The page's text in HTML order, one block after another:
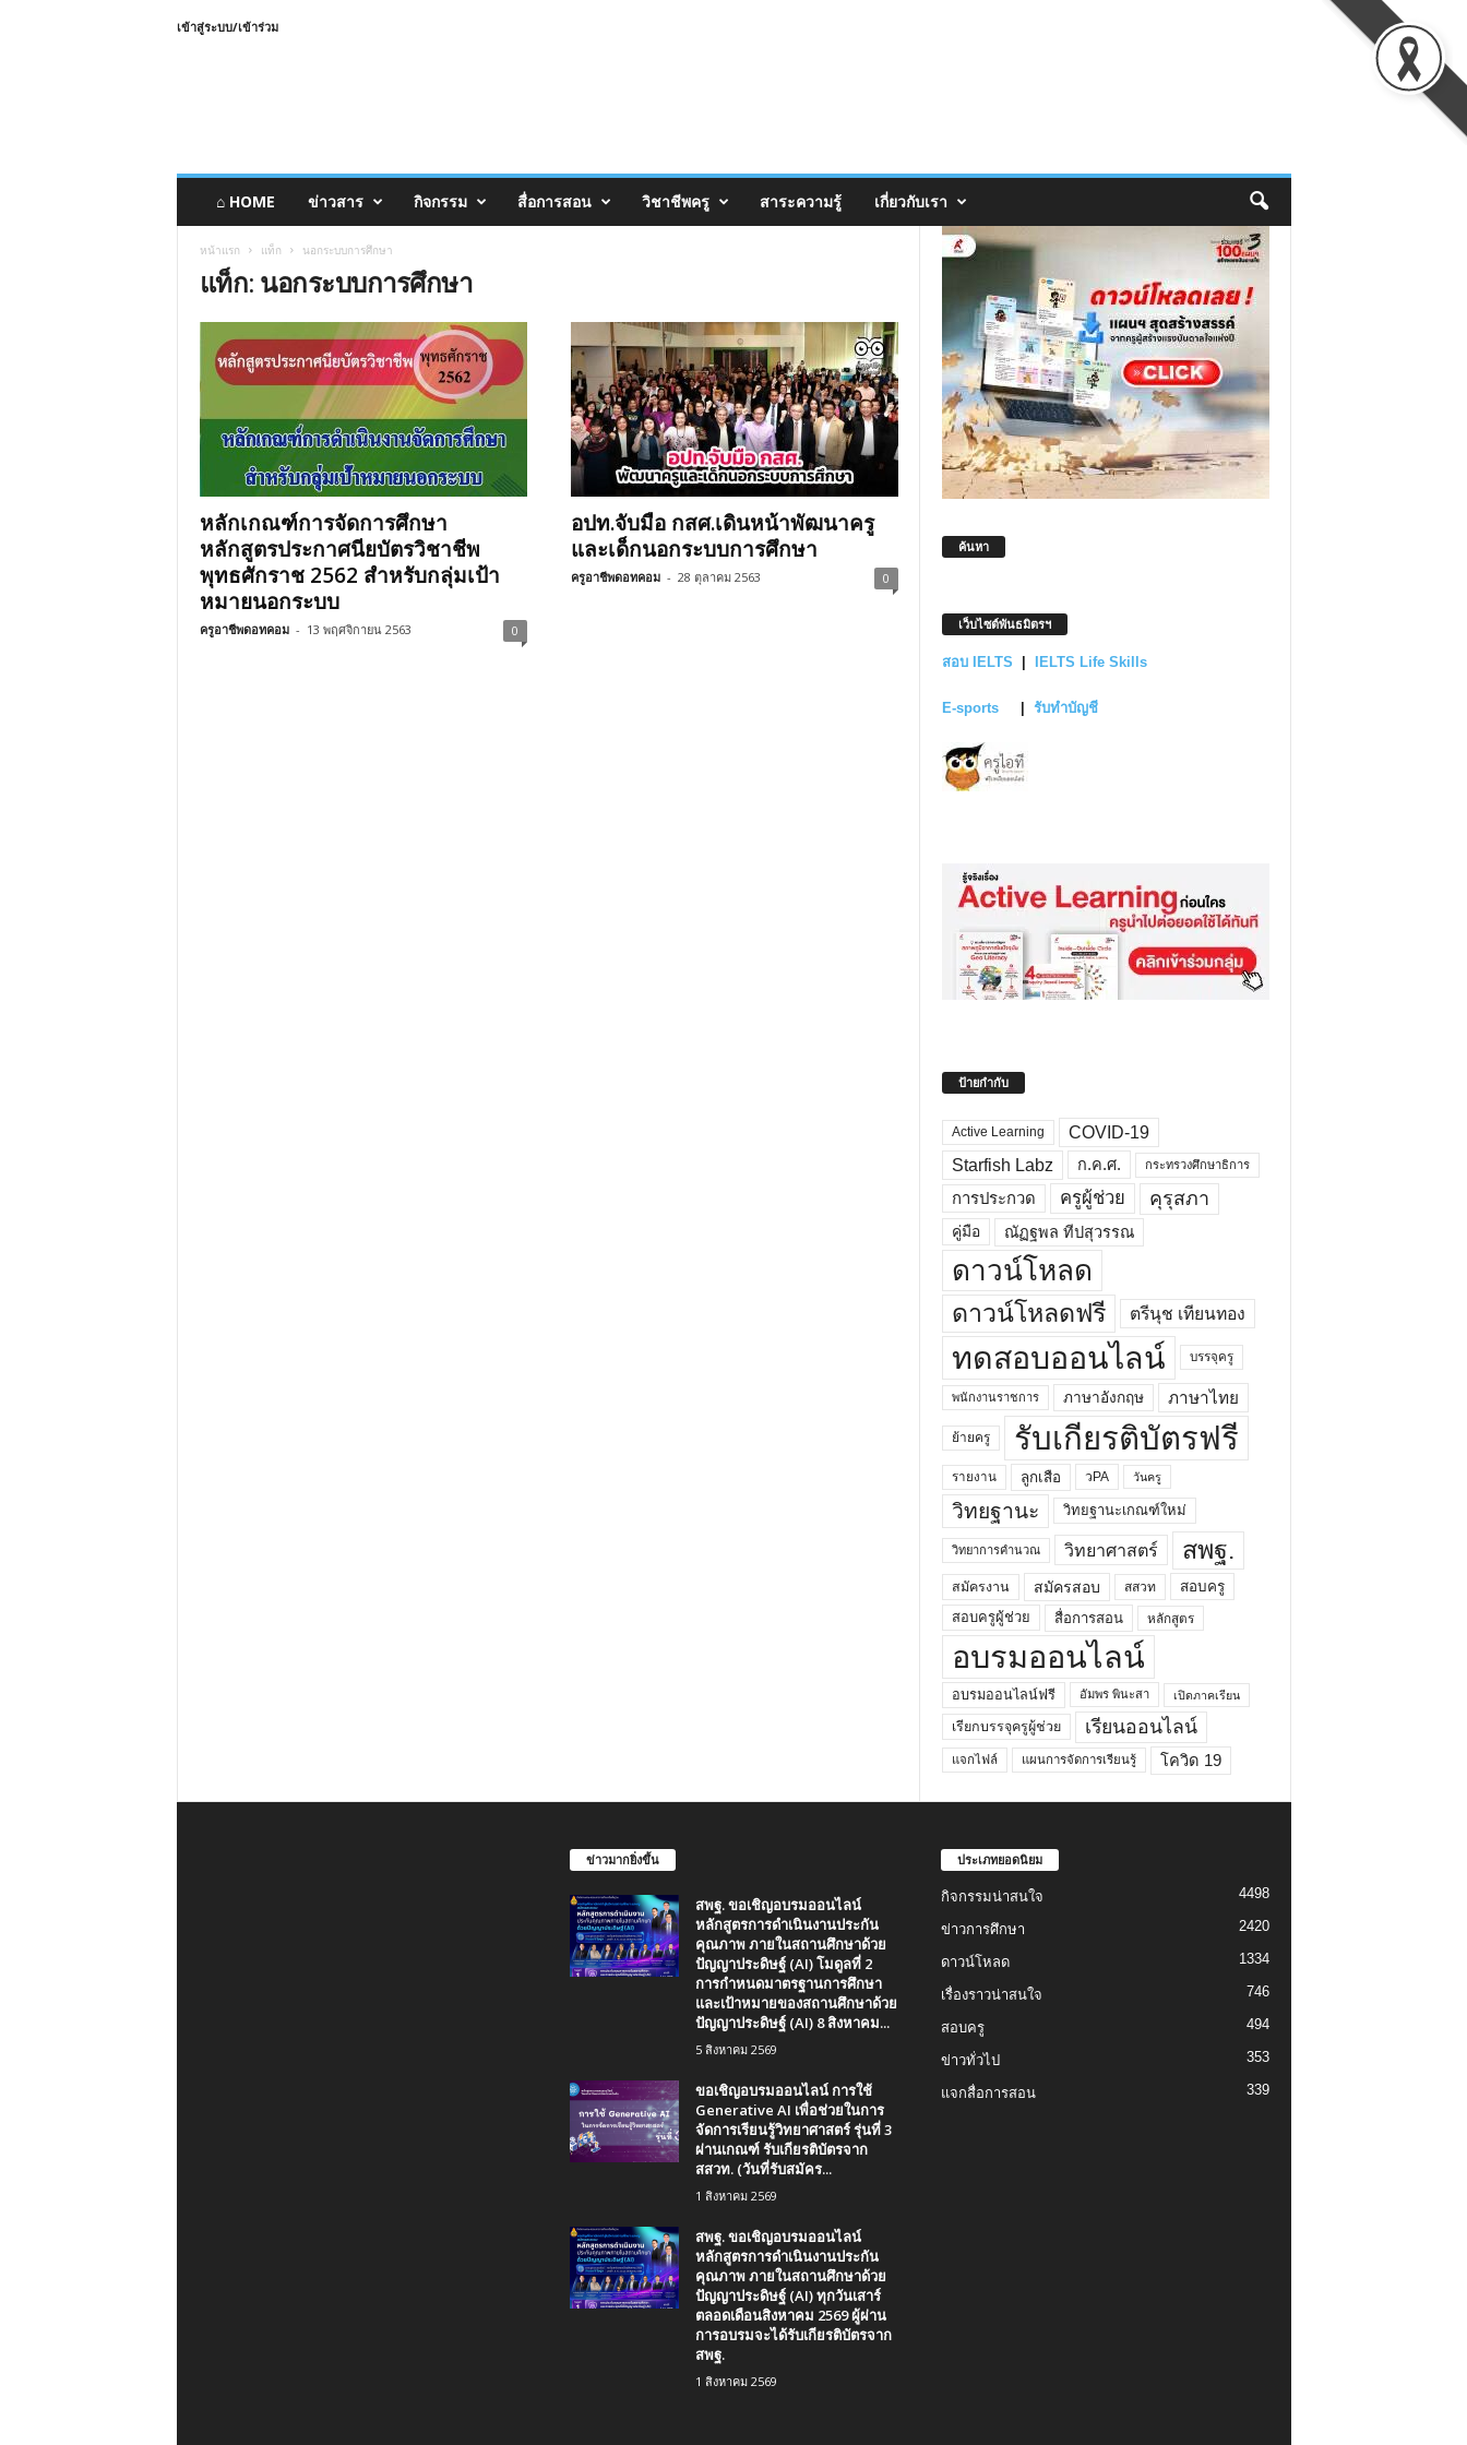
เข้าสู่ระบบ/เข้าร่วม
⌂ HOME ข่าวสาร กิจกรรม สื่อการสอน วิชาชีพครู สาระความรู้ เกี่ยวกับเรา
หน้าแรก แท็ก นอกระบบการศึกษา
แท็ก: นอกระบบการศึกษา
หลักเกณฑ์การจัดการศึกษา
หลักสูตรประกาศนียบัตรวิชาชีพ
พุทธศักราช 2562 สำหรับกลุ่มเป้า
หมายนอกระบบ
ครูอาชีพดอทคอม - 13 พฤศจิกายน 2563 0
อปท.จับมือ กสศ.เดินหน้าพัฒนาครู
และเด็กนอกระบบการศึกษา
ครูอาชีพดอทคอม - 28 ตุลาคม 2563 0
ค้นหา
เว็บไซต์พันธมิตรฯ
สอบ IELTS IELTS Life Skills
E-sports รับทำบัญชี
ป้ายกำกับ
Active Learning
COVID-19
Starfish Labz
ก.ค.ศ. กระทรวงศึกษาธิการ
การประกวด ครูผู้ช่วย คุรุสภา
คู่มือ ณัฏฐพล ทีปสุวรรณ
ดาวน์โหลด
ดาวน์โหลดฟรี ตรีนุช เทียนทอง
ทดสอบออนไลน์ บรรจุครู
พนักงานราชการ ภาษาอังกฤษ ภาษาไทย
ย้ายครู รับเกียรติบัตรฟรี
รายงาน ลูกเสือ วPA วันครู
วิทยฐานะ วิทยฐานะเกณฑ์ใหม่
วิทยาการคำนวณ วิทยาศาสตร์ สพฐ.
สมัครงาน สมัครสอบ สสวท
สอบครู
สอบครูผู้ช่วย
สื่อการสอน หลักสูตร
อบรมออนไลน์
อบรมออนไลน์ฟรี อัมพร พินะสา เปิดภาคเรียน
เรียกบรรจุครูผู้ช่วย เรียนออนไลน์
แจกไฟล์ แผนการจัดการเรียนรู้ โควิด 19
ข่าวมากยิ่งขึ้น
สพฐ. ขอเชิญอบรมออนไลน์
หลักสูตรการดำเนินงานประกัน
คุณภาพ ภายในสถานศึกษาด้วย
ปัญญาประดิษฐ์ (AI) โมดูลที่ 2
การกำหนดมาตรฐานการศึกษา
และเป้าหมายของสถานศึกษาด้วย
ปัญญาประดิษฐ์ (AI) 8 สิงหาคม...
5 สิงหาคม 2569
ขอเชิญอบรมออนไลน์ การใช้
Generative AI เพื่อช่วยในการ
จัดการเรียนรู้วิทยาศาสตร์ รุ่นที่ 3
ผ่านเกณฑ์ รับเกียรติบัตรจาก
สสวท. (วันที่รับสมัคร...
1 สิงหาคม 2569
สพฐ. ขอเชิญอบรมออนไลน์
หลักสูตรการดำเนินงานประกัน
คุณภาพ ภายในสถานศึกษาด้วย
ปัญญาประดิษฐ์ (AI) ทุกวันเสาร์
ตลอดเดือนสิงหาคม 2569 ผู้ผ่าน
การอบรมจะได้รับเกียรติบัตรจาก
สพฐ.
1 สิงหาคม 2569
ประเภทยอดนิยม
กิจกรรมน่าสนใจ 4498
ข่าวการศึกษา 2420
ดาวน์โหลด 1334
เรื่องราวน่าสนใจ 746
สอบครู 494
ข่าวทั่วไป 353
แจกสื่อการสอน 339